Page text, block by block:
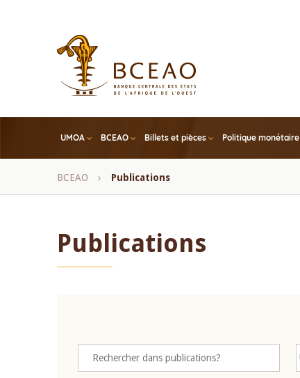
UMOA BCEAO Billets et pièces Politique monétaire
Fil
BCEAO Publications
Publications